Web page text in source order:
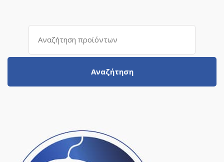
Αναζήτηση
Αναζήτηση